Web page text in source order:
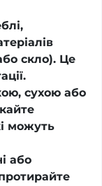
скло). Це
сухою або
можуть
або